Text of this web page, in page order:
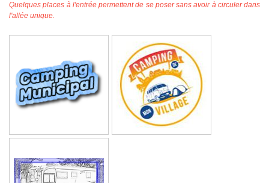
Quelques places à l'entrée permettent de se poser sans avoir à circuler dans
l'allée unique.